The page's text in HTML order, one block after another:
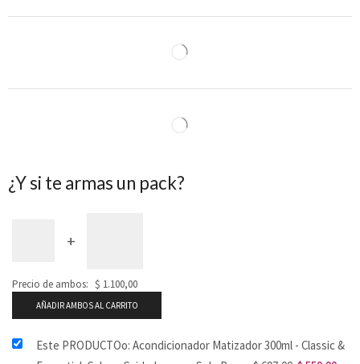
¿Y si te armas un pack?
+
Precio de ambos: $ 1.100,00
AÑADIR AMBOS AL CARRITO
Este PRODUCTOo: Acondicionador Matizador 300ml - Classic &